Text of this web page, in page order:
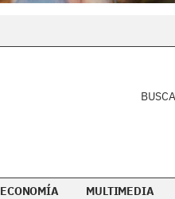
ECONOMÍA MULTIMEDIA